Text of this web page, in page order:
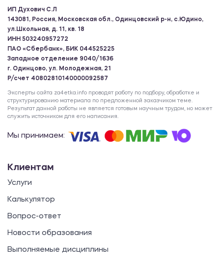
ИП Духович С.Л
143081, Россия, Московская обл., Одинцовский р-н, с.Юдино,
ул.Школьная, д. 11, кв. 18
ИНН 503240957272
ПАО «Сбербанк», БИК 044525225
Западное отделение 9040/1636
г. Одинцово, ул. Молодежная, 21
Р/счет 40802810140000092587
Эксперты сайта za4etka.info проводят работу по подбору, обработке и
структурированию материала по предложенной заказчиком теме.
Результат данной работы не является готовым научным трудом, но может
служить источником для его написания.
Мы принимаем:
Клиентам
Услуги
Калькулятор
Вопрос-ответ
Новости образования
Выполняемые дисциплины